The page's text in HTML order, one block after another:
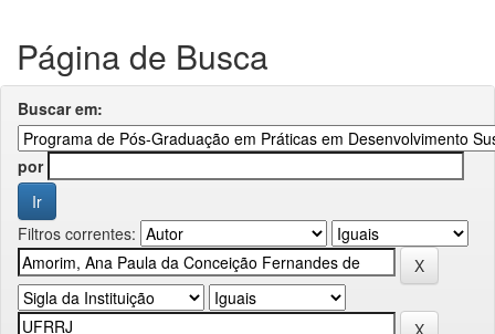
Página de Busca
Buscar em:
por
Filtros correntes: